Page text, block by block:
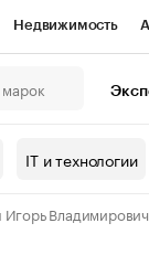
Недвижимость
контрагентов
IT и технологии
Владимирович